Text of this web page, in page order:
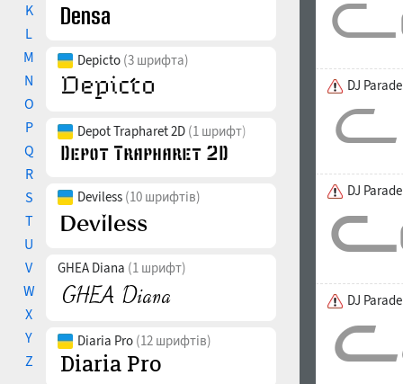
K
L
M
N
O
P
Q
R
S
T
U
V
W
X
Y
Z
Depicto (3 шрифта)
Depot Trapharet 2D (1 шрифт)
Deviless (10 шрифтів)
GHEA Diana (1 шрифт)
Diaria Pro (12 шрифтів)
DJ
DJ
DJ